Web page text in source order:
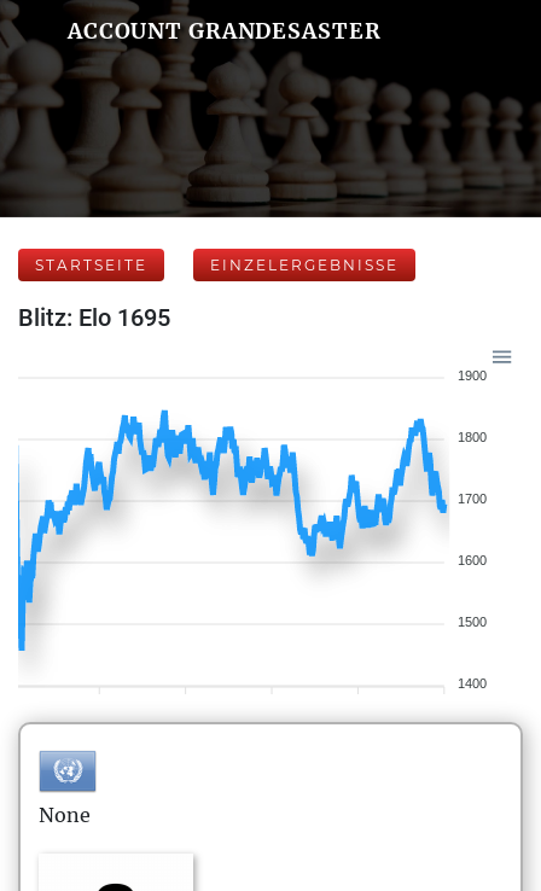
ACCOUNT GRANDESASTER
STARTSEITE EINZELERGEBNISSE
Blitz: Elo 1695
1900
1800
1700
1600
1500
1400
None